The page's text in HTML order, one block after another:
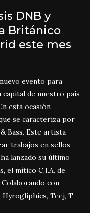
DNB y
Británico
este mes
evento para
de nuestro país
esta ocasión
se caracteriza por
Bass. Este artista
trabajos en sellos
lanzado su último
el mítico C.I.A. de
con
Hyrogliphics, Teej, T-